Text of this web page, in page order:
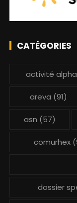
CATÉGORIES
activité alpha
areva (91)
asn (57)
comurhex
dossier